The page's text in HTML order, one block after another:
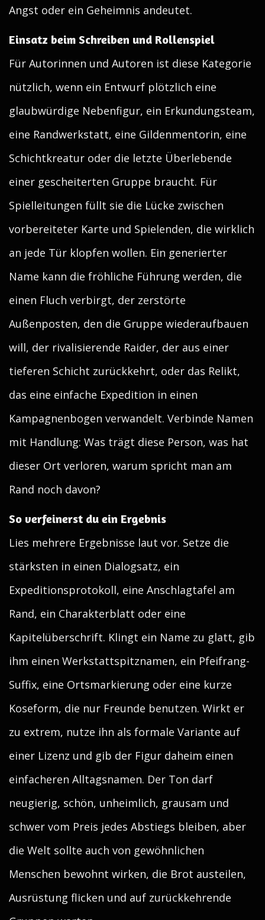
Angst oder ein Geheimnis andeutet.
Einsatz beim Schreiben und Rollenspiel
Für Autorinnen und Autoren ist diese Kategorie
nützlich, wenn ein Entwurf plötzlich eine
glaubwürdige Nebenfigur, ein Erkundungsteam,
eine Randwerkstatt, eine Gildenmentorin, eine
Schichtkreatur oder die letzte Überlebende
einer gescheiterten Gruppe braucht. Für
Spielleitungen füllt sie die Lücke zwischen
vorbereiteter Karte und Spielenden, die wirklich
an jede Tür klopfen wollen. Ein generierter
Name kann die fröhliche Führung werden, die
einen Fluch verbirgt, der zerstörte
Außenposten, den die Gruppe wiederaufbauen
will, der rivalisierende Raider, der aus einer
tieferen Schicht zurückkehrt, oder das Relikt,
das eine einfache Expedition in einen
Kampagnenbogen verwandelt. Verbinde Namen
mit Handlung: Was trägt diese Person, was hat
dieser Ort verloren, warum spricht man am
Rand noch davon?
So verfeinerst du ein Ergebnis
Lies mehrere Ergebnisse laut vor. Setze die
stärksten in einen Dialogsatz, ein
Expeditionsprotokoll, eine Anschlagtafel am
Rand, ein Charakterblatt oder eine
Kapitelüberschrift. Klingt ein Name zu glatt, gib
ihm einen Werkstattspitznamen, ein Pfeifrang-
Suffix, eine Ortsmarkierung oder eine kurze
Koseform, die nur Freunde benutzen. Wirkt er
zu extrem, nutze ihn als formale Variante auf
einer Lizenz und gib der Figur daheim einen
einfacheren Alltagsnamen. Der Ton darf
neugierig, schön, unheimlich, grausam und
schwer vom Preis jedes Abstiegs bleiben, aber
die Welt sollte auch von gewöhnlichen
Menschen bewohnt wirken, die Brot austeilen,
Ausrüstung flicken und auf zurückkehrende